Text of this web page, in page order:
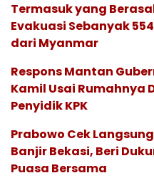
Termasuk yang
Evakuasi Sebanyak
dari Myanmar
Respons Mantan
Kamil Usai Rumahnya
Penyidik KPK
Prabowo Cek
Banjir Bekasi, Beri
Puasa Bersama